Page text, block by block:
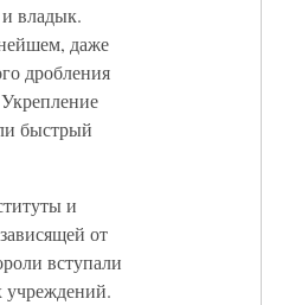
владык.
даже
дробления
быстрый
и
от
вступали
учреждений.